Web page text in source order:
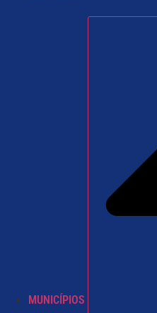
MUNICÍPIOS